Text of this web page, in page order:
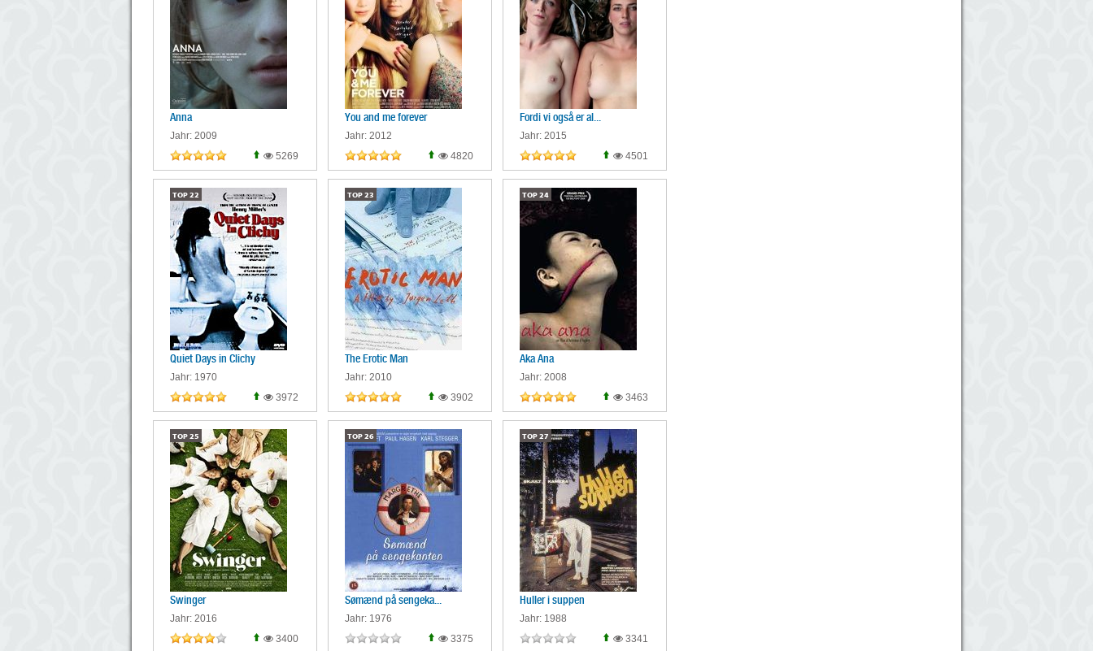
Anna
Jahr: 2009
5269
You and me forever
Jahr: 2012
4820
Fordi vi også er al...
Jahr: 2015
4501
TOP 22
Quiet Days in Clichy
Jahr: 1970
3972
TOP 23
The Erotic Man
Jahr: 2010
3902
TOP 24
Aka Ana
Jahr: 2008
3463
TOP 25
Swinger
Jahr: 2016
3400
TOP 26
Sømænd på sengeka...
Jahr: 1976
3375
TOP 27
Huller i suppen
Jahr: 1988
3341